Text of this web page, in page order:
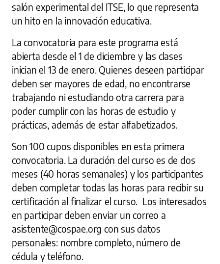
salón experimental del ITSE, lo que representa
un hito en la innovación educativa.
La convocatoria para este programa está
abierta desde el 1 de diciembre y las clases
inician el 13 de enero. Quienes deseen participar
deben ser mayores de edad, no encontrarse
trabajando ni estudiando otra carrera para
poder cumplir con las horas de estudio y
prácticas, además de estar alfabetizados.
Son 100 cupos disponibles en esta primera
convocatoria. La duración del curso es de dos
meses (40 horas semanales) y los participantes
deben completar todas las horas para recibir su
certificación al finalizar el curso. Los interesados
en participar deben enviar un correo a
asistente@cospae.org con sus datos
personales: nombre completo, número de
cédula y teléfono.